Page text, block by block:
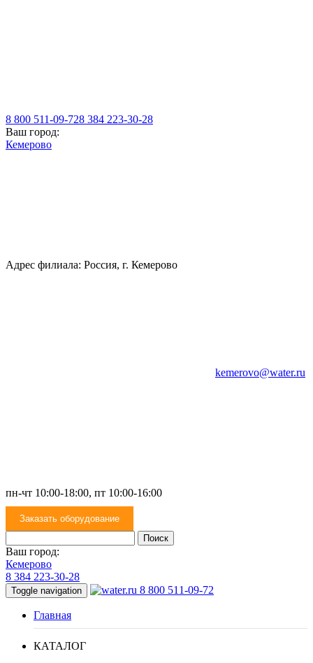
8 800 511-09-728 384 223-30-28
Ваш город:
Кемерово
Адрес филиала: Россия, г. Кемерово
kemerovo@water.ru
пн-чт 10:00-18:00, пт 10:00-16:00
Заказать оборудование
Ваш город:
Кемерово
8 384 223-30-28
Toggle navigation 8 800 511-09-72
Главная
КАТАЛОГ